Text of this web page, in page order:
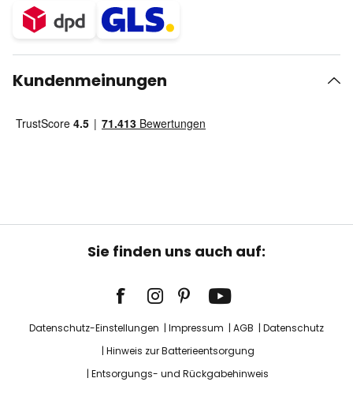
Kundenmeinungen
Sie finden uns auch auf:
Datenschutz-Einstellungen Impressum AGB
Datenschutz
Hinweis zur Batterieentsorgung
Entsorgungs- und Rückgabehinweis